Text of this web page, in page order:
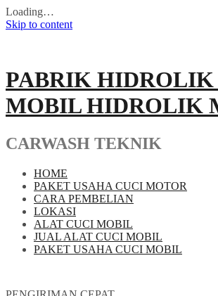
Loading…
Skip to content
PABRIK HIDROLIK
MOBIL HIDROLIK
CARWASH TEKNIK
HOME
PAKET USAHA CUCI MOTOR
CARA PEMBELIAN
LOKASI
ALAT CUCI MOBIL
JUAL ALAT CUCI MOBIL
PAKET USAHA CUCI MOBIL